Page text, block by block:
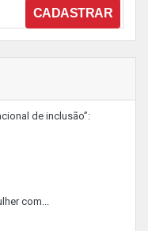
de inclusão”:
com...